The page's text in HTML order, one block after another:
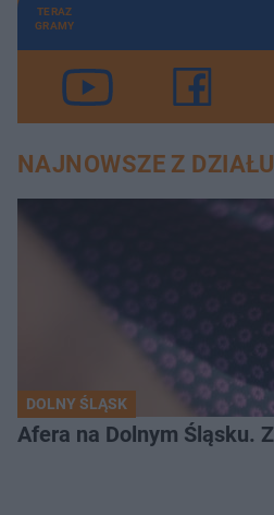
TERAZ
GRAMY
NAJNOWSZE Z
DOLNY ŚLĄSK
Afera na Dolnym Śląsku.